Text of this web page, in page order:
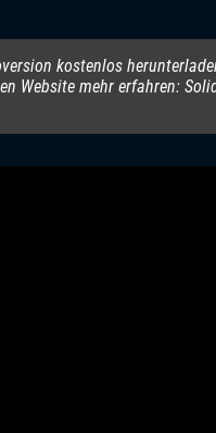
kostenlos
Website mehr erfahren: